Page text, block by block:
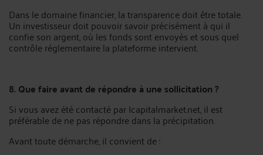
Dans le domaine financier, la transparence doit être totale.
Un investisseur doit pouvoir savoir précisément à qui il
confie son argent, où les fonds sont envoyés et sous quel
contrôle réglementaire la plateforme intervient.
8. Que faire avant de répondre à une sollicitation ?
Si vous avez été contacté par Icapitalmarket.net, il est
préférable de ne pas répondre dans la précipitation.
Avant toute démarche, il convient de :